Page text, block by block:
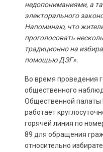
недопониманиями, а
электорального
Напоминаю, что
проголосовать
традиционно на
помощью ДЭГ».
Во время проведения
общественного
Общественной палаты
работает
горячей линия по
89 для обращения
относительно